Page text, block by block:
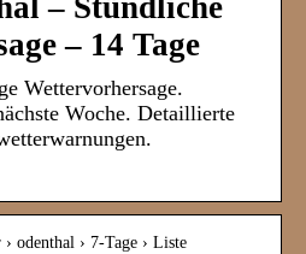
– Stündliche
– 14 Tage
Wettervorhersage.
Woche. Detaillierte
odenthal › 7-Tage › Liste